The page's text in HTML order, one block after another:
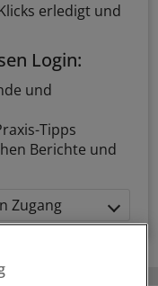
erledigt und
Login:
und
Tipps
Berichte und
Zugang